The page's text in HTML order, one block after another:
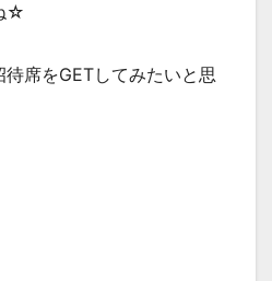
☆
席をGETしてみたいと思